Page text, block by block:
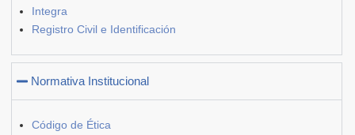
Integra
Registro Civil e Identificación
Normativa Institucional
Código de Ética